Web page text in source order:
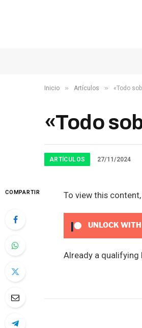
Inicio » Artículos » «Todo
«Todo
ARTÍCULOS 27/11/2024
COMPARTIR To view this
UNLOCK WITH
Already a qualifying